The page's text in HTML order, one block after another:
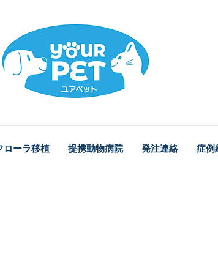
ローラ移植 提携動物病院 発注連絡 症例